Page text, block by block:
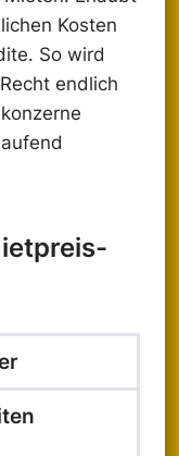
Kosten
So wird
endlich